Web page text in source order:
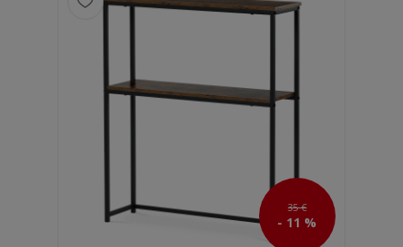
35 €
- 11 %